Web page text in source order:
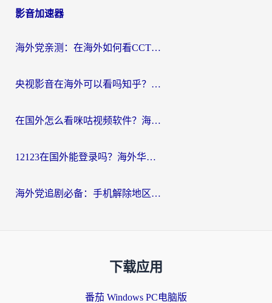
影音加速器
海外党亲测：在海外如何看CCTV？告别“仅限大陆播放”的实用指南
央视影音在海外可以看吗知乎？留学生亲测：3步解决地域限制+追剧自由
在国外怎么看咪咕视频软件？海外党亲测有效的回国加速方案
12123在国外能登录吗？海外华人必看的回国加速实用指南
海外党追剧必备：手机解除地区限制app怎么选？解决央视视频&国内剧地区限制全指南
下载应用
番茄 Windows PC电脑版